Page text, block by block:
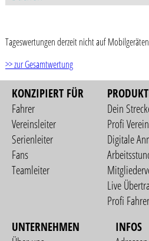
Tageswertungen derzeit nicht auf
>> zur Gesamtwertung
KONZIPIERT FÜR
Fahrer
Vereinsleiter
Serienleiter
Fans
Teamleiter
Dein
Profi
Digitale
Live
Profi
UNTERNEHMEN
INFOS